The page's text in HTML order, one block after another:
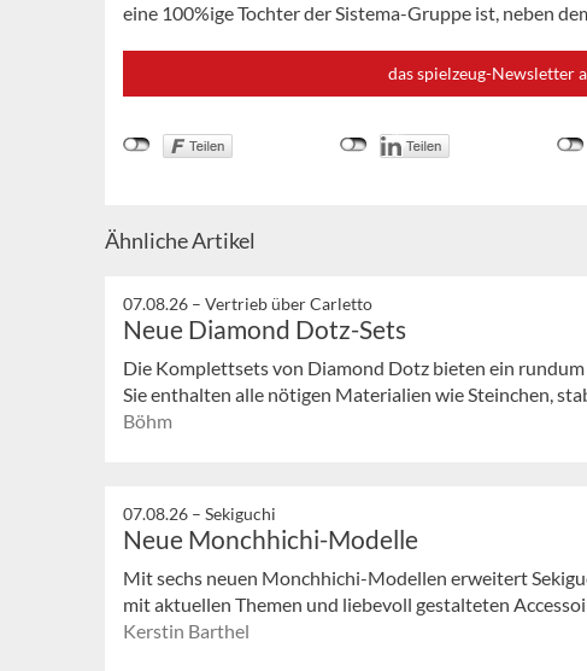
eine 100%ige Tochter der Sistema-Gruppe ist, neben
das spielzeug-Newsletter
Ähnliche Artikel
07.08.26 – Vertrieb über Carletto
Neue Diamond Dotz-Sets
Die Komplettsets von Diamond Dotz bieten ein
Sie enthalten alle nötigen Materialien wie Steinchen,
Böhm
07.08.26 – Sekiguchi
Neue Monchhichi-Modelle
Mit sechs neuen Monchhichi-Modellen erweitert
mit aktuellen Themen und liebevoll gestalteten
Kerstin Barthel